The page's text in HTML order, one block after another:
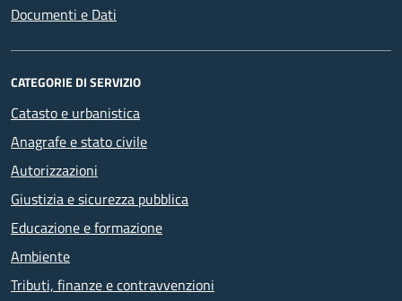
Documenti e Dati
CATEGORIE DI SERVIZIO
Catasto e urbanistica
Anagrafe e stato civile
Autorizzazioni
Giustizia e sicurezza pubblica
Educazione e formazione
Ambiente
Tributi, finanze e contravvenzioni